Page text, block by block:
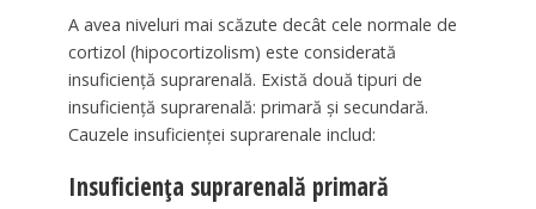
A avea niveluri mai scăzute decât cele normale de
cortizol (hipocortizolism) este considerată
insuficiență suprarenală. Există două tipuri de
insuficiență suprarenală: primară și secundară.
Cauzele insuficienței suprarenale includ:
Insuficiența suprarenală primară